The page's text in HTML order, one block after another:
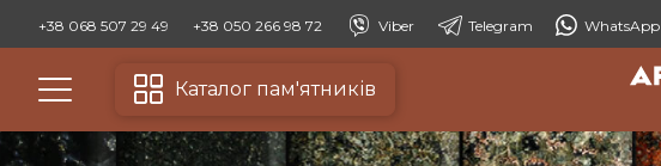
+38 068 507 29 49 +38 050 266 98 72 Viber Telegram WhatsApp
Каталог пам'ятників